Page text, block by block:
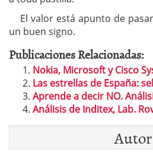
El valor está apunto de
un buen signo.
Publicaciones Relacionadas:
Nokia, Microsoft y Cisco
Las estrellas de España:
Aprende a decir NO.
Análisis de Inditex, Lab.
Autor